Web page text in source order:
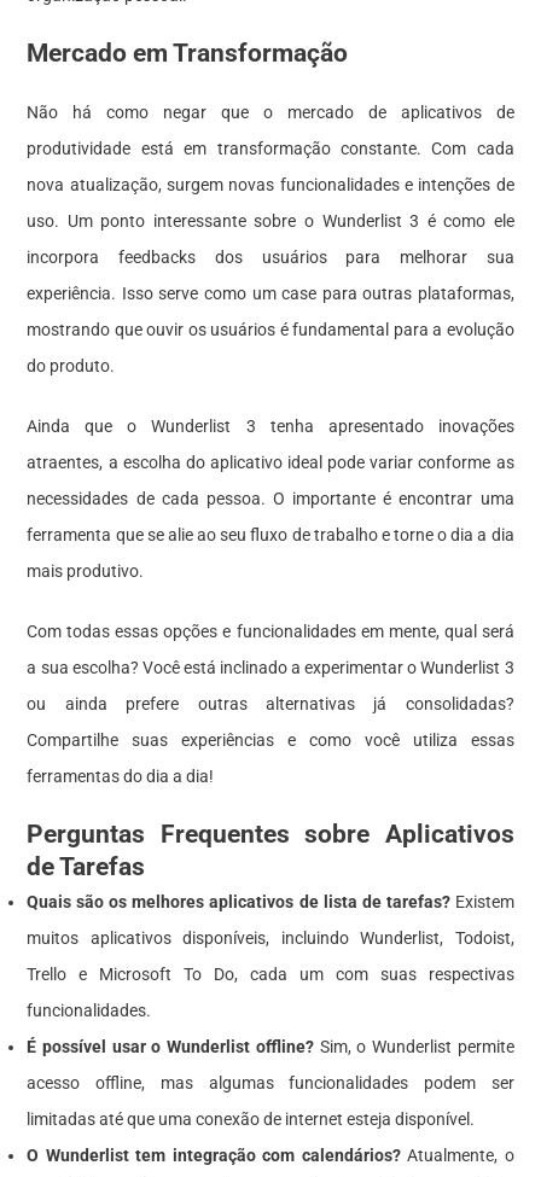
Mercado em Transformação
Não há como negar que o mercado de aplicativos de
produtividade está em transformação constante. Com cada
nova atualização, surgem novas funcionalidades e intenções de
uso. Um ponto interessante sobre o Wunderlist 3 é como ele
incorpora feedbacks dos usuários para melhorar sua
experiência. Isso serve como um case para outras plataformas,
mostrando que ouvir os usuários é fundamental para a evolução
do produto.
Ainda que o Wunderlist 3 tenha apresentado inovações
atraentes, a escolha do aplicativo ideal pode variar conforme as
necessidades de cada pessoa. O importante é encontrar uma
ferramenta que se alie ao seu fluxo de trabalho e torne o dia a dia
mais produtivo.
Com todas essas opções e funcionalidades em mente, qual será
a sua escolha? Você está inclinado a experimentar o Wunderlist 3
ou ainda prefere outras alternativas já consolidadas?
Compartilhe suas experiências e como você utiliza essas
ferramentas do dia a dia!
Perguntas Frequentes sobre Aplicativos
de Tarefas
Quais são os melhores aplicativos de lista de tarefas?Existem
muitos aplicativos disponíveis, incluindo Wunderlist, Todoist,
Trello e Microsoft To Do, cada um com suas respectivas
funcionalidades.
É possível usar o Wunderlist offline?Sim, o Wunderlist permite
acesso offline, mas algumas funcionalidades podem ser
limitadas até que uma conexão de internet esteja disponível.
O Wunderlist tem integração com calendários?Atualmente, o